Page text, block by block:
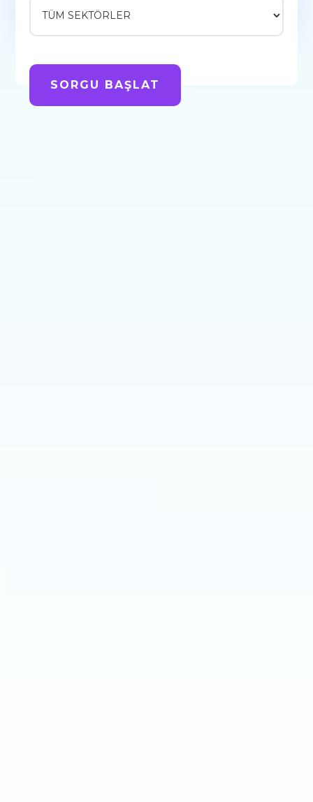
SORGU BAŞLAT